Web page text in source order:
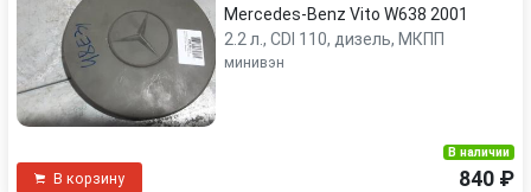
Mercedes-Benz Vito W638 2001
2.2 л., CDI 110, дизель, МКПП
минивэн
В корзину
В наличии
840 ₽